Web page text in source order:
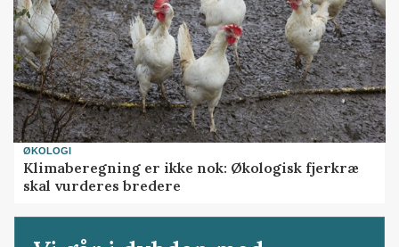
ØKOLOGI
Klimaberegning er ikke nok: Økologisk fjerkræ
skal vurderes bredere